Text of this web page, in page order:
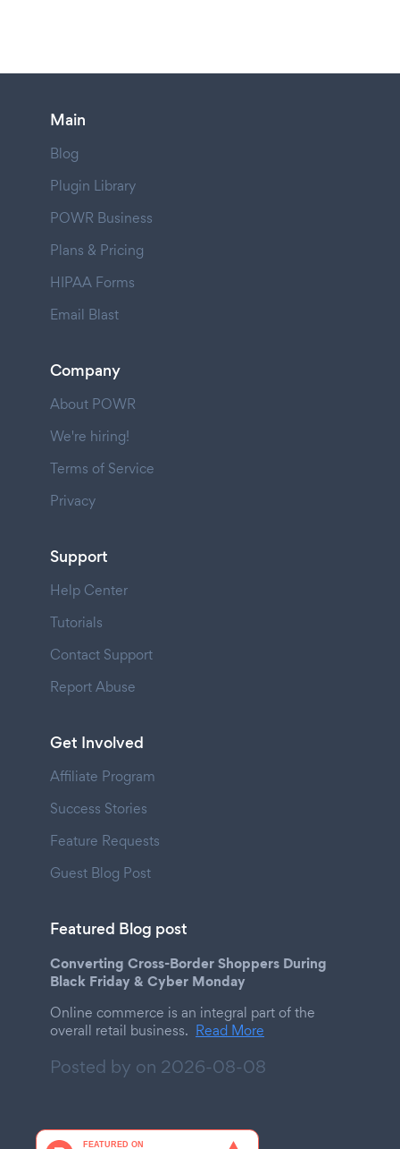
Main
Blog
Plugin Library
POWR Business
Plans & Pricing
HIPAA Forms
Email Blast
Company
About POWR
We're hiring!
Terms of Service
Privacy
Support
Help Center
Tutorials
Contact Support
Report Abuse
Get Involved
Affiliate Program
Success Stories
Feature Requests
Guest Blog Post
Featured Blog post
Converting Cross-Border Shoppers During
Black Friday & Cyber Monday
Online commerce is an integral part of the
overall retail business. Read More
Posted by on 2026-08-08